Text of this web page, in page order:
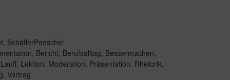
, SchäfferPoeschel
, Bericht, Berufsalltag, Bessermachen,
Lauff, Lektion, Moderation, Präsentation, Rhetorik,
, Vortrag